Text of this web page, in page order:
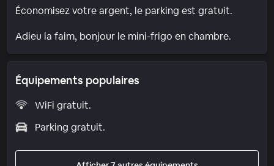
Économisez votre argent, le parking est gratuit.
Adieu la faim, bonjour le mini-frigo en chambre.
Équipements populaires
WiFi gratuit.
Parking gratuit.